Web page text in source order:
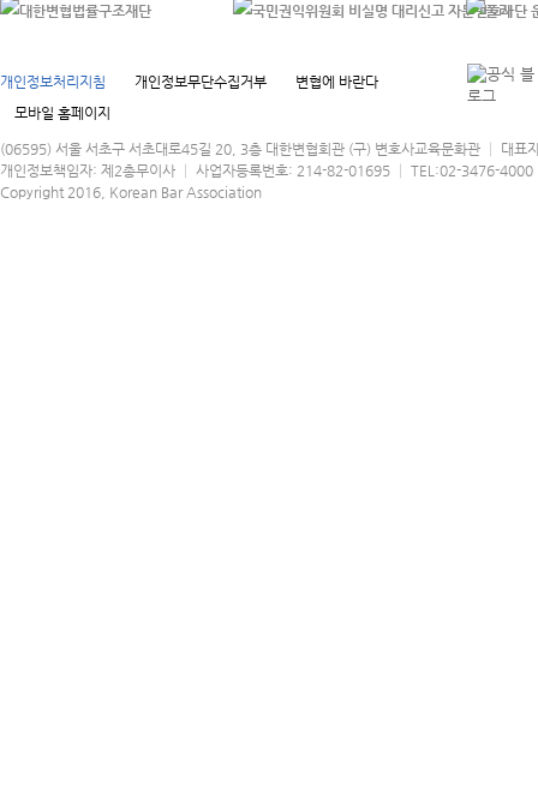
개인정보처리지침 개인정보무단수집거부
변협에 바란다
모바일 홈페이지
(06595) 서울 서초구 서초대로45길 20, 3층 대한변협회관 (구) 변호사교육문화관 │ 대표
개인정보책임자: 제2총무이사 │ 사업자등록번호: 214-82-01695 │ TEL:02-3476-
Copyright 2016, Korean Bar Association